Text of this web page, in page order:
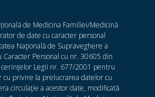
de Medicina Familiei/Medicină
de date cu caracter personal
Naţională de Supraveghere a
Personal cu nr. 30605 din
Legii nr. 677/2001 pentru
cu privire la prelucrarea datelor cu
circulaţie a acestor date, modificată